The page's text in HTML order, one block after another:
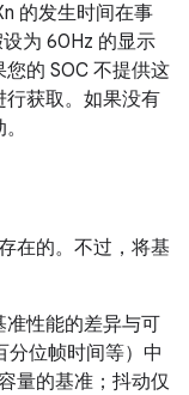
的发生时间在事
为 60Hz 的显示
您的 SOC 不提供这
获取。如果没有
在的。不过，将基
准性能的差异与可
分位帧时间等）中
量的基准；抖动仅